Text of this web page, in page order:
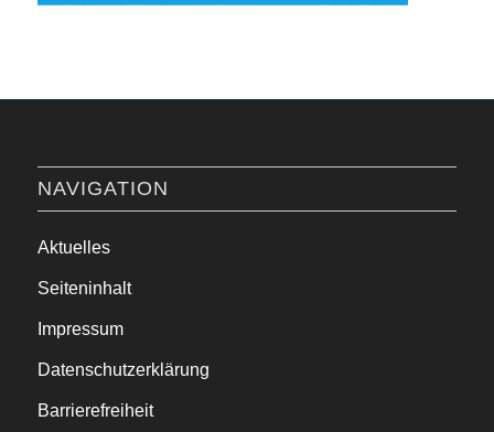
NAVIGATION
Aktuelles
Seiteninhalt
Impressum
Datenschutzerklärung
Barrierefreiheit